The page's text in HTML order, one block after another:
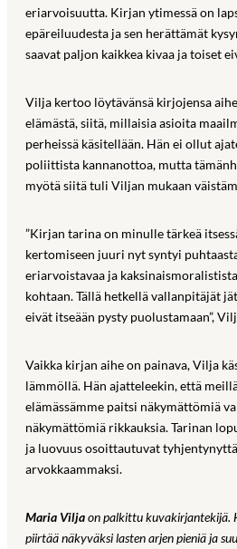
eriarvoisuutta. Kirjan ytimessä on
epäreiluudesta ja sen herättämät
saavat paljon kaikkea kivaa ja toiset
Vilja kertoo löytävänsä kirjojensa
elämästä, siitä, millaisia asioita
perheissä käsitellään. Hän ei ollut
poliittista kannanottoa, mutta
myötä siitä tuli Viljan mukaan
”Kirjan tarina on minulle tärkeä
kertomiseen juuri nyt syntyi
eriarvoistavaa ja
kohtaan. Tällä hetkellä vallanpitäjät
eivät itseään pysty puolustamaan”,
Vaikka kirjan aihe on painava, Vilja
lämmöllä. Hän ajatteleekin, että
elämässämme paitsi näkymättömiä
näkymättömiä rikkauksia. Tarinan
ja luovuus osoittautuvat
arvokkaammaksi.
Maria Viljaon palkittu kuvakirjantekijä.
piirtää näkyväksi lasten arjen pieniä ja